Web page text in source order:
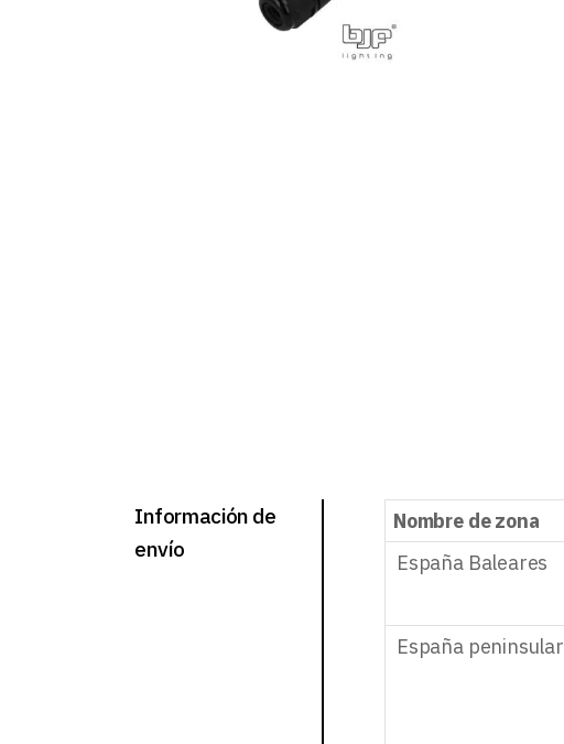
Información de
envío
Nombre de zona
España Baleares
España peninsular